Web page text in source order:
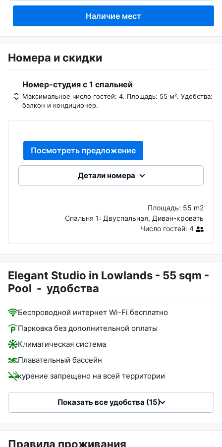
Наличие мест
Номера и скидки
Номер-студия с 1 спальней
Максимальное число гостей: 4. Площадь: 55 м². Удобства:
балкон и кондиционер.
Посмотреть предложение
Детали номера
Площадь: 55 m2
Спальня 1: Двуспальная, Диван-кровать
Число гостей: 4
Elegant Studio in Lowlands - 55 sqm -
Pool - удобства
Беспроводной интернет Wi-Fi бесплатно
Парковка без дополнительной оплаты
Климатическая система
Плавательный бассейн
курение запрещено на всей территории
Показать все удобства (15)
Правила проживания